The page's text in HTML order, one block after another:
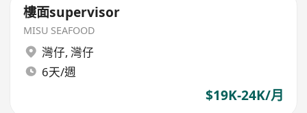
樓面supervisor
MISU SEAFOOD
灣仔, 灣仔
6天/週
$19K-24K/月